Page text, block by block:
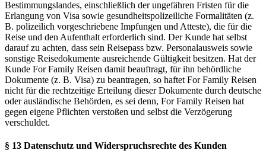
Bestimmungslandes, einschließlich der ungefähren Fristen für die
Erlangung von Visa sowie gesundheitspolizeiliche Formalitäten (z.
B. polizeilich vorgeschriebene Impfungen und Atteste), die für die
Reise und den Aufenthalt erforderlich sind. Der Kunde hat selbst
darauf zu achten, dass sein Reisepass bzw. Personalausweis sowie
sonstige Reisedokumente ausreichende Gültigkeit besitzen. Hat der
Kunde For Family Reisen damit beauftragt, für ihn behördliche
Dokumente (z. B. Visa) zu beantragen, so haftet For Family Reisen
nicht für die rechtzeitige Erteilung dieser Dokumente durch deutsche
oder ausländische Behörden, es sei denn, For Family Reisen hat
gegen eigene Pflichten verstoßen und selbst die Verzögerung
verschuldet.
§ 13 Datenschutz und Widerspruchsrechte des Kunden